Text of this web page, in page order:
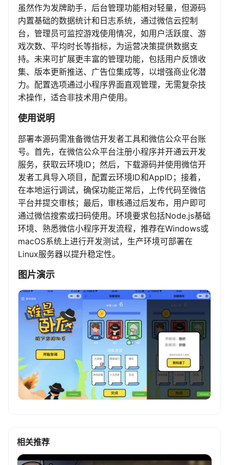
虽然作为发牌助手，后台管理功能相对轻量，但源码
内置基础的数据统计和日志系统，通过微信云控制
台，管理员可监控游戏使用情况，如用户活跃度、游
戏次数、平均时长等指标，为运营决策提供数据支
持。未来可扩展更丰富的管理功能，包括用户反馈收
集、版本更新推送、广告位集成等，以增强商业化潜
力。配置选项通过小程序界面直观管理，无需复杂技
术操作，适合非技术用户使用。
使用说明
部署本源码需准备微信开发者工具和微信公众平台账
号。首先，在微信公众平台注册小程序并开通云开发
服务，获取云环境ID；然后，下载源码并使用微信开
发者工具导入项目，配置云环境ID和AppID；接着，
在本地运行调试，确保功能正常后，上传代码至微信
平台并提交审核；最后，审核通过后发布，用户即可
通过微信搜索或扫码使用。环境要求包括Node.js基础
环境、熟悉微信小程序开发流程，推荐在Windows或
macOS系统上进行开发测试，生产环境可部署在
Linux服务器以提升稳定性。
图片演示
相关推荐